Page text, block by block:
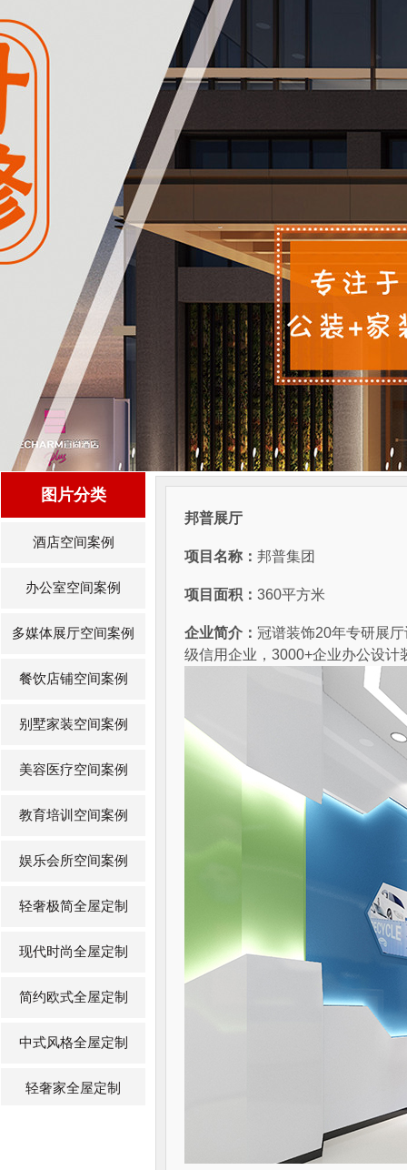
邦普展厅
项目名称： 邦普集团
项目面积： 360平方米
企业简介： 冠谱装饰20年专研展
级信用企业，3000+企业办公设
图片分类
酒店空间案例
办公室空间案例
多媒体展厅空间案例
餐饮店铺空间案例
别墅家装空间案例
美容医疗空间案例
教育培训空间案例
娱乐会所空间案例
轻奢极简全屋定制
现代时尚全屋定制
简约欧式全屋定制
中式风格全屋定制
轻奢家全屋定制